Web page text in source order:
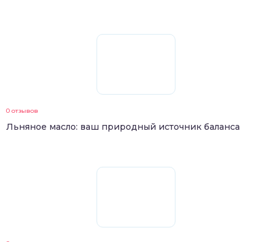
0 отзывов
Льняное масло: ваш природный источник баланса